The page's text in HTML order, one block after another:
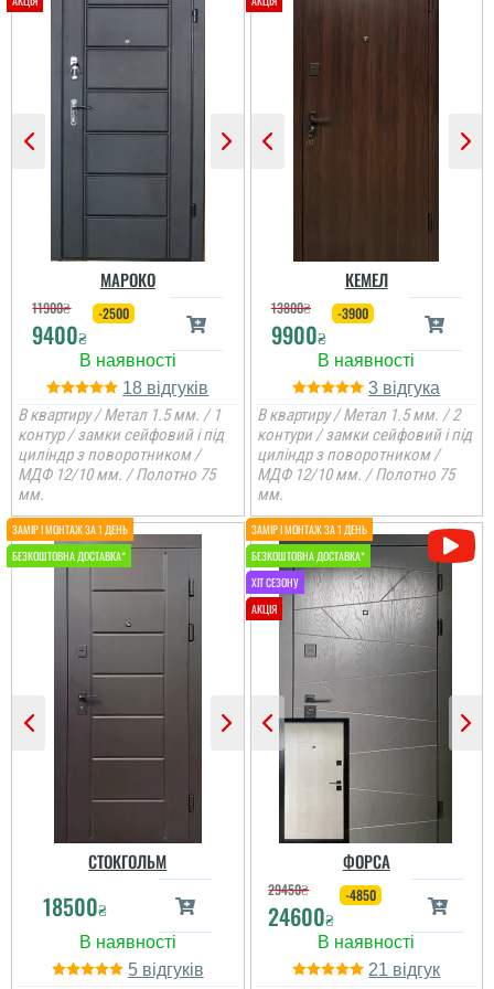
чекати не потрібно було
непогані.
Олег
Сподобався конструктив
та наповненням. Тут ж
терморозрив. Хлопці
...
Іван
Класний дизайн,надійне
дерев'яне покриття,
хороші замки і метал,
гарно утеплені, дякую за
допомогу у виборі
дверей, все дуже
надійно....
МАРОКО
11900₴
9400₴
-2500
18
В квартиру / Метал 1.5 мм. / 1
контур / замки сейфовий і під
циліндр з поворотником /
МДФ 12/10 мм. / Полотно 75
мм.
КЕМЕЛ
13800₴
9900₴
-3900
3
В квартиру / Метал 1.5 мм. / 2
контури / замки сейфовий і під
циліндр з поворотником /
МДФ 12/10 мм. / Полотно 75
мм.
СТОКГОЛЬМ
18500₴
5
ФОРСА
29450₴
24600₴
-4850
21